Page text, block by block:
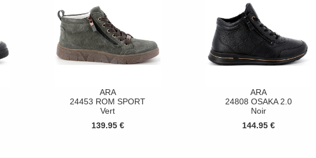
ARA
24453 ROM SPORT
Vert
139.95 €
ARA
24808 OSAKA 2.0
Noir
144.95 €